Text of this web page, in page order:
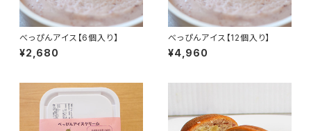
べっぴんアイス【6個入り】
¥2,680
べっぴんアイス【12個入り】
¥4,960